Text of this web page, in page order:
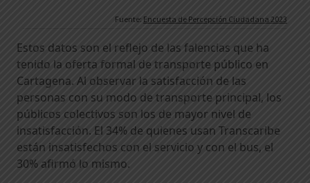
Estos datos son el reflejo de las falencias que ha
tenido la oferta formal de transporte público en
Cartagena. Al observar la satisfacción de las
personas con su modo de transporte principal, los
públicos colectivos son los de mayor nivel de
insatisfacción. El 34% de quienes usan Transcaribe
están insatisfechos con el servicio y con el bus, el
30% afirmó lo mismo.